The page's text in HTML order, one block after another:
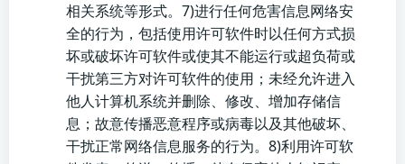
相关系统等形式。7)进行任何危害信息网络安
全的行为，包括使用许可软件时以任何方式损
坏或破坏许可软件或使其不能运行或超负荷或
干扰第三方对许可软件的使用；未经允许进入
他人计算机系统并删除、修改、增加存储信
息；故意传播恶意程序或病毒以及其他破坏、
干扰正常网络信息服务的行为。8)利用许可软